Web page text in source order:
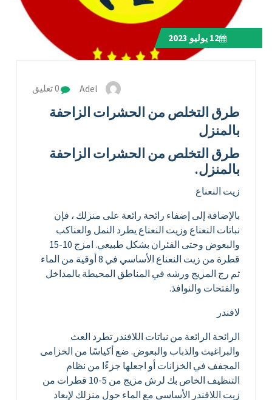
12يوليو 2023
Adel 0 تعليق
طرق التخلص من الحشرات الزاحفة
بالمنزل
طرق التخلص من الحشرات الزاحفة
بالمنزل.
زيت النعناع
بالإضافة إلى إضفاء رائحة رائعة على منزلك ، فإن
نباتات النعناع وزيت النعناع يطرد النمل والعناكب
والبعوض وحتى الفئران بشكل طبيعي. امزج 10-15
قطرة من زيت النعناع الأساسي في 8 أوقية من الماء
ثم رج المزيج ورشه في المناطق المحيطة بالمداخل
والفتحات والنوافذ.
لافندر
الرائحة الرائعة من نباتات اللافندر تطرد العث
والبراغيث والذباب والبعوض. ضع أكياسًا من الخزامى
المجفف في الخزانات أو اجعلها جزءًا من نظام
التنظيف الخاص بك لرش مزيج من 5-10 قطرات من
زيت اللافندر الأساسي مع الماء حول منزلك لإبعاد